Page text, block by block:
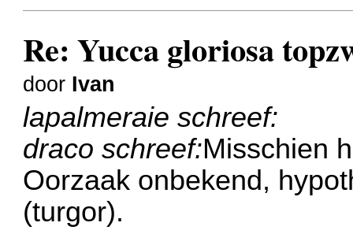
Re: Yucca gloriosa
door Ivan
lapalmeraie schreef:
draco schreef:Misschien
Oorzaak onbekend,
(turgor).